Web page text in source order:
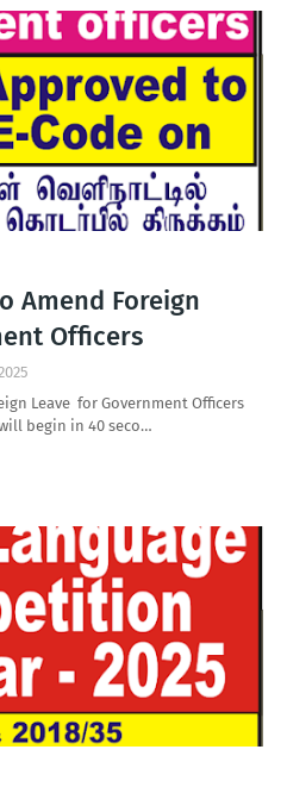
Amend Foreign
Officers
Leave for Government Officers
begin in 40 seco…